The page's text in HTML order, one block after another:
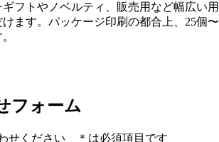
フトやノベルティ、販売用など幅広い
ます。パッケージ印刷の都合上、25個
フォーム
せください ＊ は必須項目です